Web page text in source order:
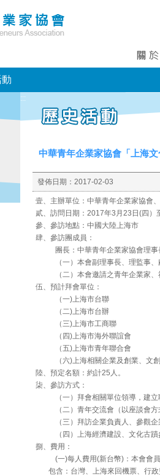
:::
中華青年企業家協會「上海
發佈日期： 2017-02-03
壹、主辦單位：中華青年企業家協會
貳、訪問日期：2017年3月23日(四
參、參訪地點：中國大陸上海市
肆、參訪團成員：
團長：中華青年企業家協會理
（一）本會副理事長、理監事
（二）本會邀請之青年企業家
伍、預計拜會單位：
（一)上海市台聯
（二)上海市台辦
（三)上海市工商聯
（四)上海市海外聯誼會
（五)上海市青年聯合會
（六)上海相關企業及創業、文
陸、預定名額：約計25人。
柒、參訪方式：
（一）拜會相關單位領導，建
（二）青年交流會（以座談會
（三）拜訪企業負責人、參觀
（四）上海經濟建設、文化古
捌、費用：
(一)每人費用(新台幣)：本會會
包含：台灣、上海來回機票、行政